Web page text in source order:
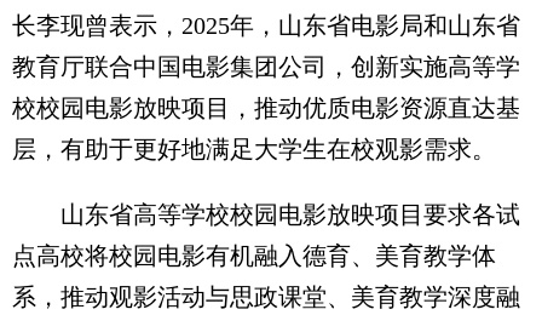
长李现曾表示，2025年，山东省电影局和山东省
教育厅联合中国电影集团公司，创新实施高等学
校校园电影放映项目，推动优质电影资源直达基
层，有助于更好地满足大学生在校观影需求。
山东省高等学校校园电影放映项目要求各试
点高校将校园电影有机融入德育、美育教学体
系，推动观影活动与思政课堂、美育教学深度融